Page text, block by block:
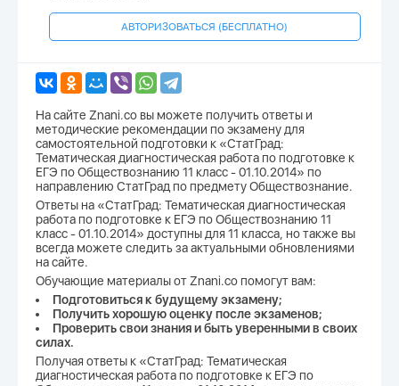
АВТОРИЗОВАТЬСЯ (БЕСПЛАТНО)
На сайте Znani.co вы можете получить ответы и
методические рекомендации по экзамену для
самостоятельной подготовки к «СтатГрад:
Тематическая диагностическая работа по подготовке к
ЕГЭ по Обществознанию 11 класс - 01.10.2014» по
направлению СтатГрад по предмету Обществознание.
Ответы на «СтатГрад: Тематическая диагностическая
работа по подготовке к ЕГЭ по Обществознанию 11
класс - 01.10.2014» доступны для 11 класса, но также вы
всегда можете следить за актуальными обновлениями
на сайте.
Обучающие материалы от Znani.co помогут вам:
Подготовиться к будущему экзамену;
Получить хорошую оценку после экзаменов;
Проверить свои знания и быть уверенными в своих
силах.
Получая ответы к «СтатГрад: Тематическая
диагностическая работа по подготовке к ЕГЭ по